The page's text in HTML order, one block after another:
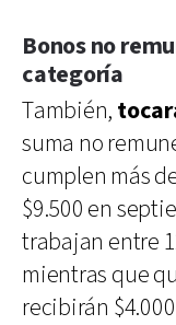
Bonos no
categoría
También,
suma no
cumplen más
$9.500 en
trabajan entre
mientras que
recibirán